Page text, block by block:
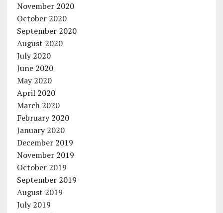
November 2020
October 2020
September 2020
August 2020
July 2020
June 2020
May 2020
April 2020
March 2020
February 2020
January 2020
December 2019
November 2019
October 2019
September 2019
August 2019
July 2019